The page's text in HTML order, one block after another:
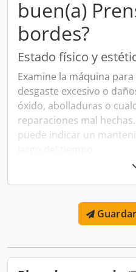
buen(a)
bordes?
Estado físico y
Examine la máquina
desgaste excesivo o
óxido, abolladuras o
reparaciones mal
puede indicar un
Funcionalidad y
correctamente. Es
condiciones similares a
ejecución de los